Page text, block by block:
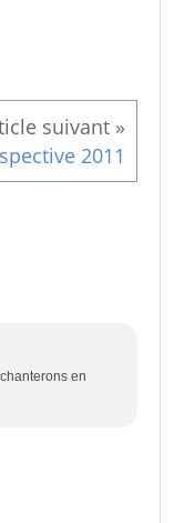
2011
en